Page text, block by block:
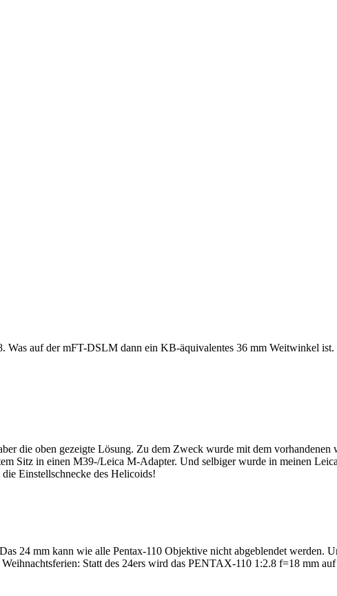
Was auf der mFT-DSLM dann ein KB-äquivalentes 36 mm Weitwinkel ist.
die oben gezeigte Lösung. Zu dem Zweck wurde mit dem
Sitz in einen M39-/Leica M-Adapter. Und selbiger wurde in meinen
Einstellschnecke des Helicoids!
24 mm kann wie alle Pentax-110 Objektive nicht abgeblendet werden.
Statt des 24ers wird das PENTAX-110 1:2.8 f=18 mm